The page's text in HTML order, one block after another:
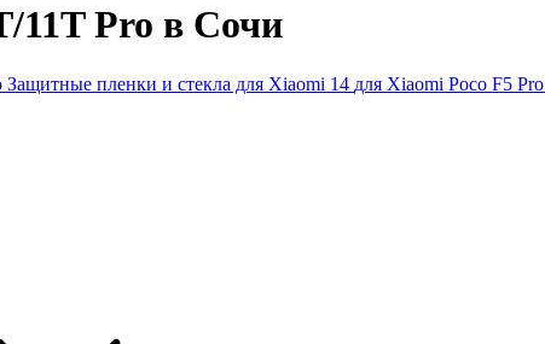
11T Pro в Сочи
Защитные пленки и стекла для Xiaomi 14 для Xiaomi Poco F5 Pro